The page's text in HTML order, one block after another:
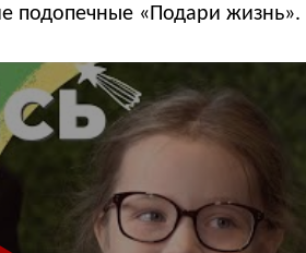
подопечные «Подари жизнь».